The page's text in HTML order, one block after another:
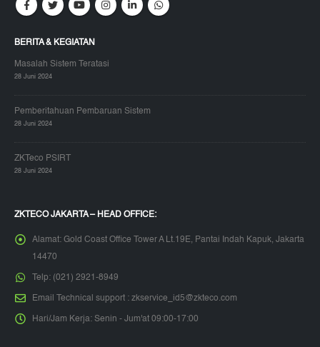
BERITA & KEGIATAN
Masalah Sistem Teratasi
28 Juni 2024
Pemberitahuan Pembaruan Sistem
28 Juni 2024
ZKTeco PSIRT
28 Juni 2024
ZKTECO JAKARTA – HEAD OFFICE:
Alamat: Gold Coast Office Tower A Lt.19E, Pantai Indah Kapuk, Jakarta
14470
Telp: (021) 2921-8949
Email Technical support : zkservice_id5@zkteco.com
Hari/Jam Kerja: Senin - Jum'at 09:00-17:00